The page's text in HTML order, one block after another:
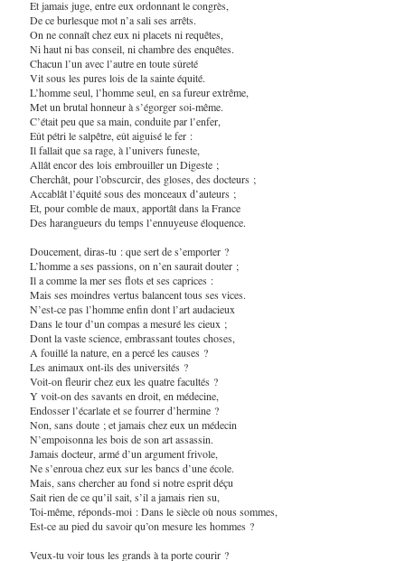
Et jamais juge, entre eux ordonnant le congrès,
De ce burlesque mot n’a sali ses arrêts.
On ne connaît chez eux ni placets ni requêtes,
Ni haut ni bas conseil, ni chambre des enquêtes.
Chacun l’un avec l’autre en toute sûreté
Vit sous les pures lois de la sainte équité.
L’homme seul, l’homme seul, en sa fureur extrême,
Met un brutal honneur à s’égorger soi-même.
C’était peu que sa main, conduite par l’enfer,
Eût pétri le salpêtre, eût aiguisé le fer :
Il fallait que sa rage, à l’univers funeste,
Allât encor des lois embrouiller un Digeste ;
Cherchât, pour l’obscurcir, des gloses, des docteurs ;
Accablât l’équité sous des monceaux d’auteurs ;
Et, pour comble de maux, apportât dans la France
Des harangueurs du temps l’ennuyeuse éloquence.
Doucement, diras-tu : que sert de s’emporter ?
L’homme a ses passions, on n’en saurait douter ;
Il a comme la mer ses flots et ses caprices :
Mais ses moindres vertus balancent tous ses vices.
N’est-ce pas l’homme enfin dont l’art audacieux
Dans le tour d’un compas a mesuré les cieux ;
Dont la vaste science, embrassant toutes choses,
A fouillé la nature, en a percé les causes ?
Les animaux ont-ils des universités ?
Voit-on fleurir chez eux les quatre facultés ?
Y voit-on des savants en droit, en médecine,
Endosser l’écarlate et se fourrer d’hermine ?
Non, sans doute ; et jamais chez eux un médecin
N’empoisonna les bois de son art assassin.
Jamais docteur, armé d’un argument frivole,
Ne s’enroua chez eux sur les bancs d’une école.
Mais, sans chercher au fond si notre esprit déçu
Sait rien de ce qu’il sait, s’il a jamais rien su,
Toi-même, réponds-moi : Dans le siècle où nous sommes,
Est-ce au pied du savoir qu’on mesure les hommes ?
Veux-tu voir tous les grands à ta porte courir ?